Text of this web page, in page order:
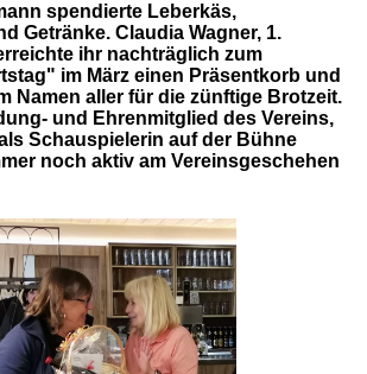
spendierte Leberkäs,
Getränke. Claudia Wagner, 1.
ihr nachträglich zum
im März einen Präsentkorb und
Namen aller für die zünftige Brotzeit.
und Ehrenmitglied des Vereins,
Schauspielerin auf der Bühne
noch aktiv am Vereinsgeschehen